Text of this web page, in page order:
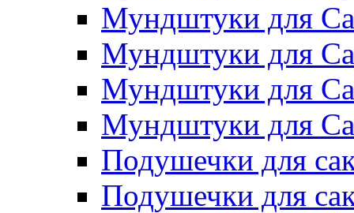
Мундштуки для
Мундштуки для
Мундштуки для
Мундштуки для
Подушечки для
Подушечки для